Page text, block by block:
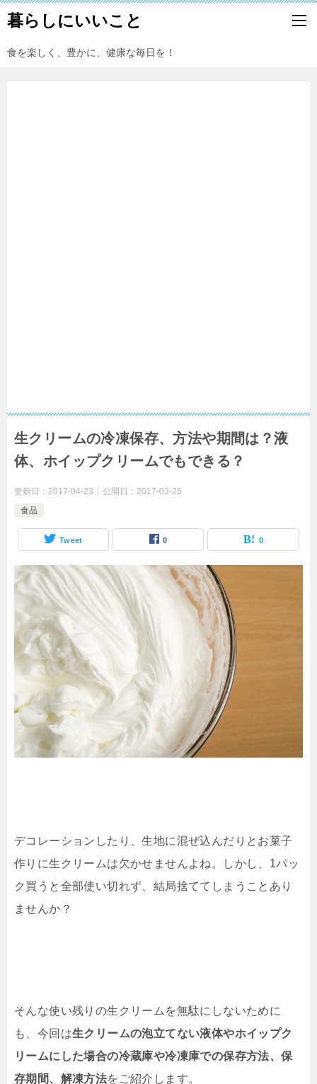
暮らしにいいこと
食を楽しく、豊かに、健康な毎日を！
生クリームの冷凍保存、方法や期間は？液
体、ホイップクリームでもできる？
更新日： 2017-04-23 公開日： 2017-03-25
食品
Tweet 0 0
デコレーションしたり、生地に混ぜ込んだりとお菓子
作りに生クリームは欠かせませんよね。しかし、1パッ
ク買うと全部使い切れず、結局捨ててしまうことあり
ませんか？
そんな使い残りの生クリームを無駄にしないために
も、今回は生クリームの泡立てない液体やホイップク
リームにした場合の冷蔵庫や冷凍庫での保存方法、保
存期間、解凍方法をご紹介します。